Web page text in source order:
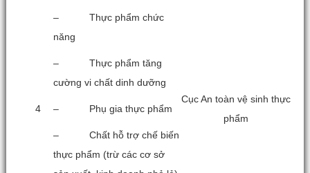
4
– Thực phẩm chức
năng
– Thực phẩm tăng
cường vi chất dinh dưỡng
– Phụ gia thực phẩm
– Chất hỗ trợ chế biến
thực phẩm (trừ các cơ sở
Cục An toàn vệ sinh thực
phẩm